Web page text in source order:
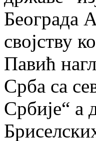
Београда
својству
Павић
Срба са
Србије“ а